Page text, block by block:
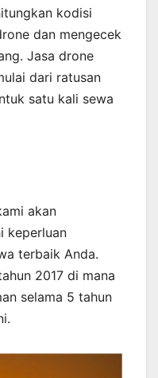
kodisi
dan mengecek
Jasa drone
dari ratusan
satu kali sewa
akan
keperluan
terbaik Anda.
2017 di mana
selama 5 tahun